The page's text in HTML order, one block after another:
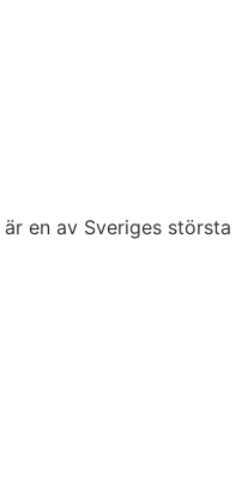
är en av Sveriges största